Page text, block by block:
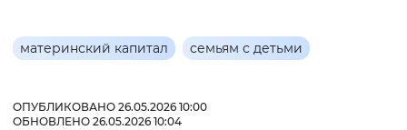
ОПУБЛИКОВАНО 26.05.2026 10:00
ОБНОВЛЕНО 26.05.2026 10:04
материнский капитал семьям с детьми